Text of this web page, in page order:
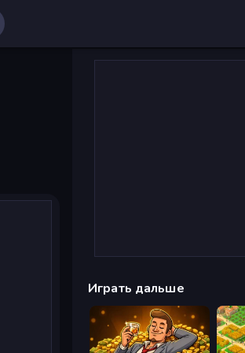
Играть дальше